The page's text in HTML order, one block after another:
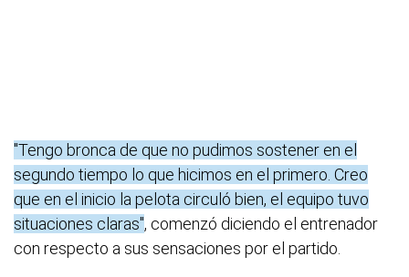
"Tengo bronca de que no pudimos sostener en el
segundo tiempo lo que hicimos en el primero. Creo
que en el inicio la pelota circuló bien, el equipo tuvo
situaciones claras", comenzó diciendo el entrenador
con respecto a sus sensaciones por el partido.